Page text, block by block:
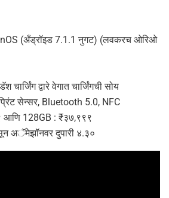
(अँड्रॉइड 7.1.1 नुगट) (लवकरच ओरिओ
द्वारे वेगात चार्जिंगची सोय
सेन्सर, Bluetooth 5.0, NFC
आणि 128GB : ₹३७,९९९
अॅमेझॉनवर दुपारी ४.३०